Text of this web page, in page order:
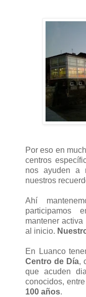
Por eso en
centros
nos ayuden a
nuestros
Ahí
participamos
mantener
al inicio.
En Luanco
Centro de Día,
que acuden
conocidos,
100 años.